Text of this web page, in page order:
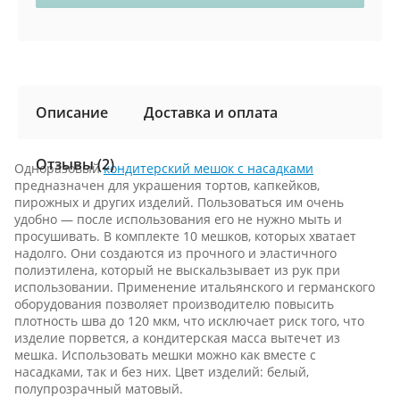
Описание Доставка и оплата
Отзывы (2)
Одноразовыйкондитерский мешок с насадками
предназначен для украшения тортов, капкейков,
пирожных и других изделий. Пользоваться им очень
удобно — после использования его не нужно мыть и
просушивать. В комплекте 10 мешков, которых хватает
надолго. Они создаются из прочного и эластичного
полиэтилена, который не выскальзывает из рук при
использовании. Применение итальянского и германского
оборудования позволяет производителю повысить
плотность шва до 120 мкм, что исключает риск того, что
изделие порвется, а кондитерская масса вытечет из
мешка. Использовать мешки можно как вместе с
насадками, так и без них. Цвет изделий: белый,
полупрозрачный матовый.